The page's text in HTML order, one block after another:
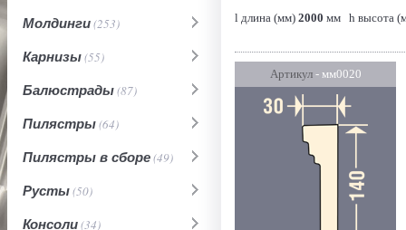
Молдинги(253)
Карнизы(55)
Балюстрады(87)
Пилястры(64)
Пилястры в сборе(49)
Русты(50)
Консоли(34)
l длина (мм) 2000 мм h высота
Артикул- мм0020